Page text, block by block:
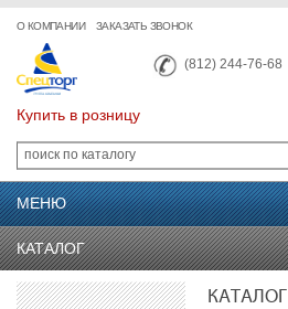
О КОМПАНИИ ЗАКАЗАТЬ ЗВОНОК
(812) 244-76-68
Купить в розницу
МЕНЮ
КАТАЛОГ
КАТАЛОГ